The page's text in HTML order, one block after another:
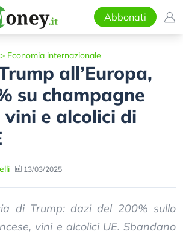
Abbonati
> Economia internazionale
all’Europa,
su champagne
vini e alcolici di
13/03/2025
di Trump: dazi del 200% sullo
vini e alcolici UE. Sbandano